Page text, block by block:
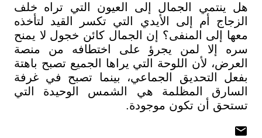
هل ينتمي الجمال إلى العيون التي تراه خلف
الزجاج أم إلى الأيدي التي تكسر القيد لتأخذه
معها إلى المنفى؟ إن الجمال كائن خجول لا يمنح
سره إلا لمن يجرؤ على اختطافه من منصة
العرض، لأن اللوحة التي يراها الجميع تصبح باهتة
بفعل التحديق الجماعي، بينما تصبح في غرفة
السارق المظلمة هي الشمس الوحيدة التي
تستحق أن تكون موجودة.